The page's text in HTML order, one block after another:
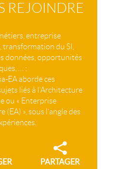
REJOINDRE
entreprise
transformation du SI,
données, opportunités
… :
EA aborde ces
liés à l’Architecture
ou « Enterprise
(EA) », sous l’angle des
PARTAGER